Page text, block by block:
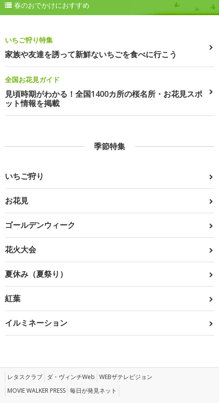
春のおでかけにおすすめ
いちご狩り特集
家族や友達を誘って新鮮ないちごを食べに行こう
全国お花見ガイド
見頃時期がわかる！全国1400カ所の桜名所・お花見スポ
ット情報を掲載
季節特集
いちご狩り
お花見
ゴールデンウィーク
花火大会
夏休み（夏祭り）
紅葉
イルミネーション
レタスクラブ ダ・ヴィンチWeb WEBザテレビジョン
MOVIE WALKER PRESS 毎日が発見ネット